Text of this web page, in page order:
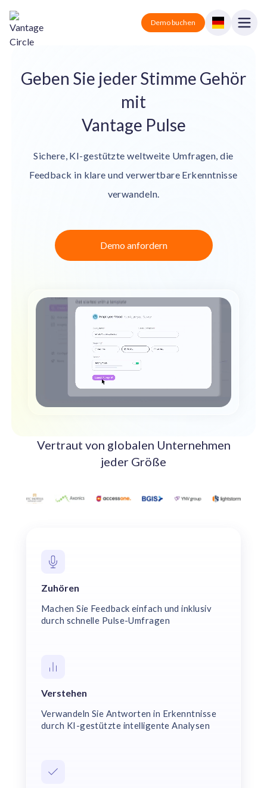
Vantage Circle Demo buchen
Belohnungen und Anerkennung.
Vantage Pulse
Gesundheit und Wohlbefinden.
Alles-in-Einem
Integration
Integration mit Ihrer HCM/HRIS-Plattform.
Anmelden
Demo buchen
Geben Sie jeder Stimme Gehör
mit
Vantage Pulse
Sichere, KI-gestützte weltweite Umfragen, die
Feedback in klare und verwertbare Erkenntnisse
verwandeln.
Demo anfordern
Vertraut von globalen Unternehmen
jeder Größe
Zuhören
Machen Sie Feedback einfach und inklusiv
durch schnelle Pulse-Umfragen
Verstehen
Verwandeln Sie Antworten in Erkenntnisse
durch KI-gestützte intelligente Analysen